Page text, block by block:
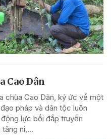
Cao Dân
chùa Cao Dân, ký ức về một
pháp và dân tộc luôn
lực bồi đắp truyền
ni,...